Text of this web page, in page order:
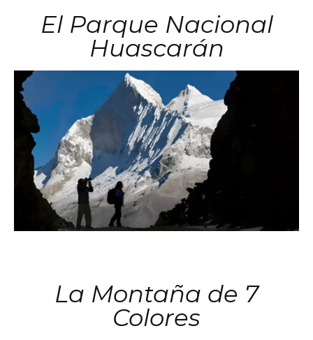
El Parque Nacional
Huascarán
La Montaña de 7
Colores